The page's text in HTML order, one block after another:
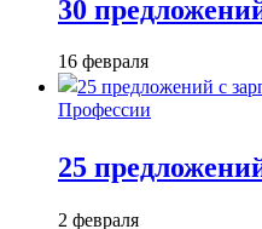
30
16 февраля
Профессии
25
2 февраля